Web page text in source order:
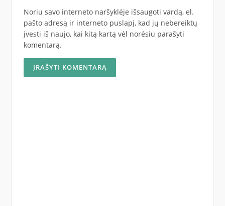
Noriu savo interneto naršyklėje išsaugoti vardą, el.
pašto adresą ir interneto puslapį, kad jų nebereiktų
įvesti iš naujo, kai kitą kartą vėl norėsiu parašyti
komentarą.